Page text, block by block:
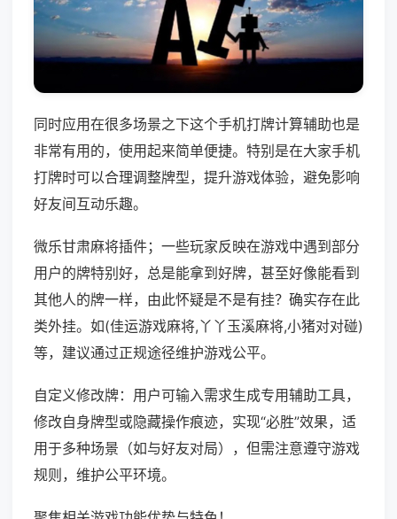
同时应用在很多场景之下这个手机打牌计算辅助也是
非常有用的，使用起来简单便捷。特别是在大家手机
打牌时可以合理调整牌型，提升游戏体验，避免影响
好友间互动乐趣。
微乐甘肃麻将插件；一些玩家反映在游戏中遇到部分
用户的牌特别好，总是能拿到好牌，甚至好像能看到
其他人的牌一样，由此怀疑是不是有挂？确实存在此
类外挂。如(佳运游戏麻将,丫丫玉溪麻将,小猪对对碰)
等，建议通过正规途径维护游戏公平。
自定义修改牌：用户可输入需求生成专用辅助工具，
修改自身牌型或隐藏操作痕迹，实现“必胜”效果，适
用于多种场景（如与好友对局），但需注意遵守游戏
规则，维护公平环境。